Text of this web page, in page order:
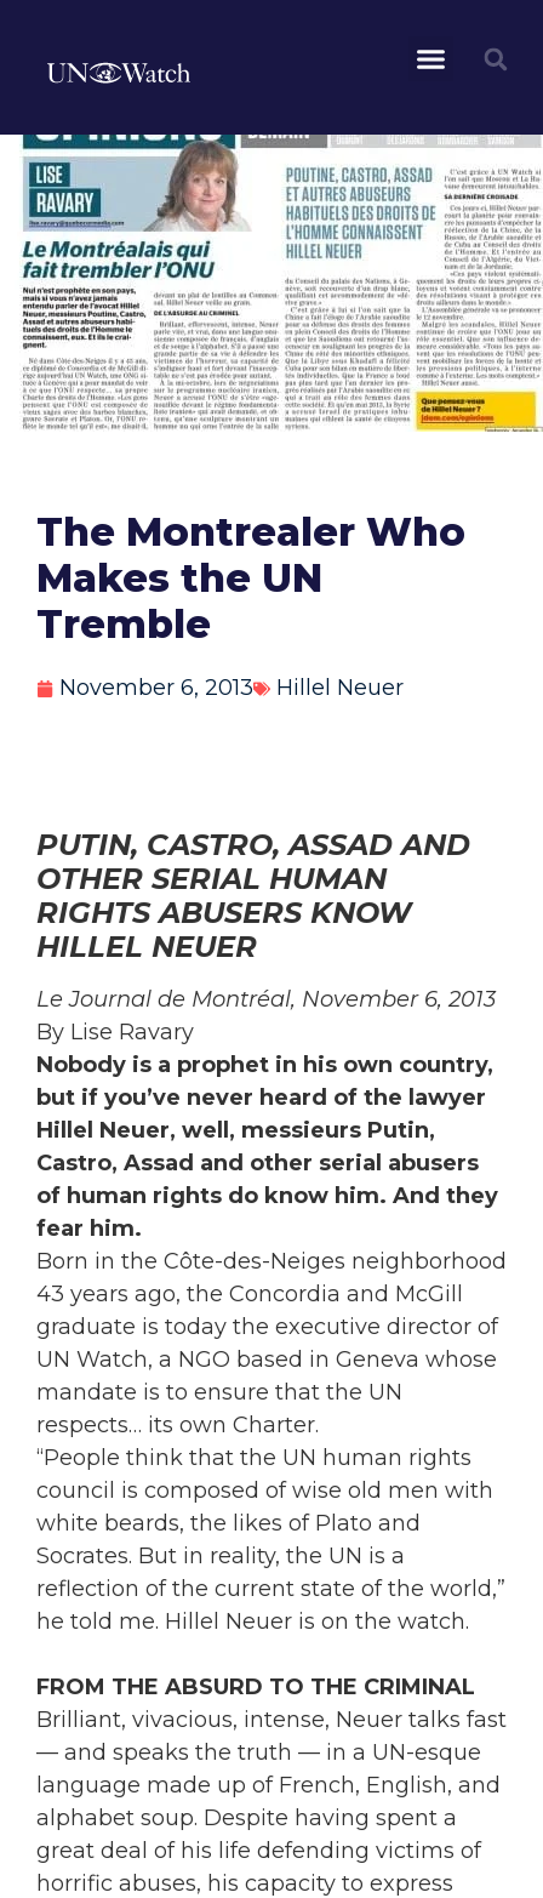
The Montrealer Who
Makes the UN
Tremble
November 6, 2013 Hillel Neuer
PUTIN, CASTRO, ASSAD AND
OTHER SERIAL HUMAN
RIGHTS ABUSERS KNOW
HILLEL NEUER
Le Journal de Montréal, November 6, 2013
By Lise Ravary
Nobody is a prophet in his own country,
but if you’ve never heard of the lawyer
Hillel Neuer, well, messieurs Putin,
Castro, Assad and other serial abusers
of human rights do know him. And they
fear him.
Born in the Côte-des-Neiges neighborhood
43 years ago, the Concordia and McGill
graduate is today the executive director of
UN Watch, a NGO based in Geneva whose
mandate is to ensure that the UN
respects… its own Charter.
“People think that the UN human rights
council is composed of wise old men with
white beards, the likes of Plato and
Socrates. But in reality, the UN is a
reflection of the current state of the world,”
he told me. Hillel Neuer is on the watch.
FROM THE ABSURD TO THE CRIMINAL
Brilliant, vivacious, intense, Neuer talks fast
— and speaks the truth — in a UN-esque
language made up of French, English, and
alphabet soup. Despite having spent a
great deal of his life defending victims of
horrific abuses, his capacity to express